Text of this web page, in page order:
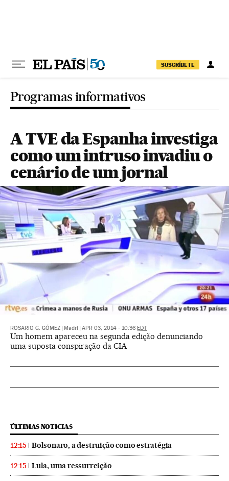
SUSCRÍBETE
Programas informativos
A TVE da Espanha investiga
como um intruso invadiu o
cenário de um jornal
ROSARIO G. GÓMEZ Madri APR 03, 2014 - 10:36 EDT
Um homem apareceu na segunda edição denunciando
uma suposta conspiração da CIA
ÚLTIMAS NOTICIAS
12:15 Bolsonaro, a destruição como estratégia
12:15 Lula, uma ressurreição